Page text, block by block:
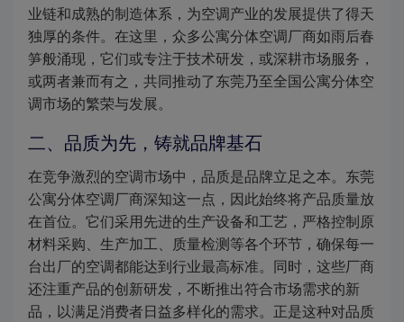
业链和成熟的制造体系，为空调产业的发展提供了得天
独厚的条件。在这里，众多公寓分体空调厂商如雨后春
笋般涌现，它们或专注于技术研发，或深耕市场服务，
或两者兼而有之，共同推动了东莞乃至全国公寓分体空
调市场的繁荣与发展。
二、品质为先，铸就品牌基石
在竞争激烈的空调市场中，品质是品牌立足之本。东莞
公寓分体空调厂商深知这一点，因此始终将产品质量放
在首位。它们采用先进的生产设备和工艺，严格控制原
材料采购、生产加工、质量检测等各个环节，确保每一
台出厂的空调都能达到行业最高标准。同时，这些厂商
还注重产品的创新研发，不断推出符合市场需求的新
品，以满足消费者日益多样化的需求。正是这种对品质